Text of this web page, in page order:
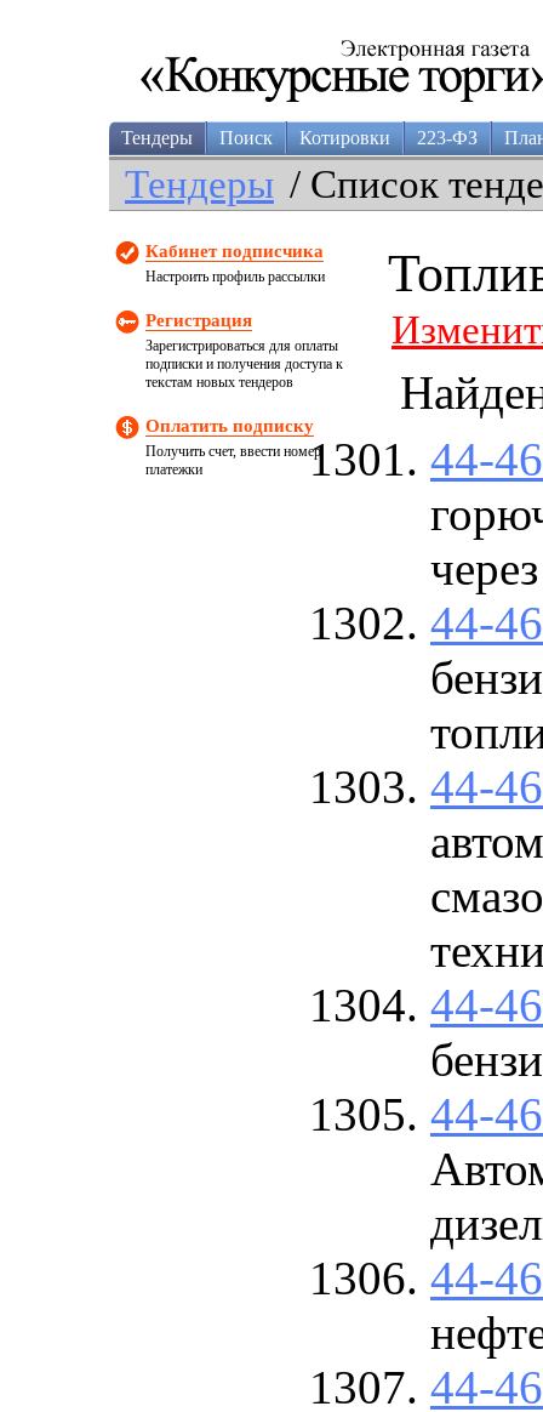
Тендеры Поиск Котировки 223-ФЗ
Тендеры / Список
Кабинет подписчика
Настроить профиль рассылки
Регистрация
Зарегистрироваться для оплаты
подписки и получения доступа к
текстам новых тендеров
Оплатить подписку
Получить счет, ввести номер
платежки
44-
44-
44-
44-
44-
44-
44-